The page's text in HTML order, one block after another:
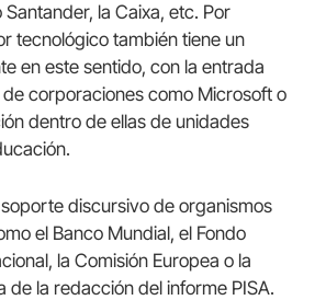
la Caixa, etc. Por
tecnológico también tiene un
en este sentido, con la entrada
corporaciones como Microsoft o
dentro de ellas de unidades
discursivo de organismos
el Banco Mundial, el Fondo
la Comisión Europea o la
de la redacción del informe PISA.